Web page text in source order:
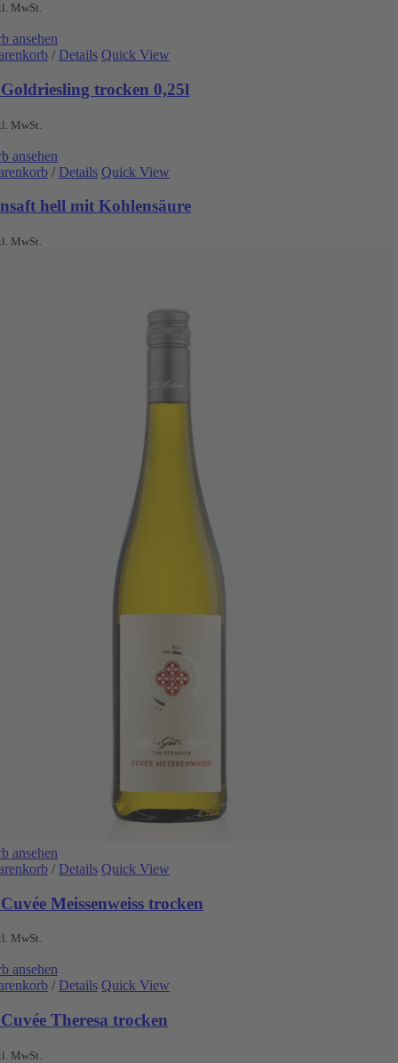
MwSt.
ansehen
/ Details Quick View
trocken 0,25l
MwSt.
ansehen
/ Details Quick View
hell mit Kohlensäure
MwSt.
ansehen
/ Details Quick View
Meissenweiss trocken
MwSt.
ansehen
/ Details Quick View
Theresa trocken
MwSt.